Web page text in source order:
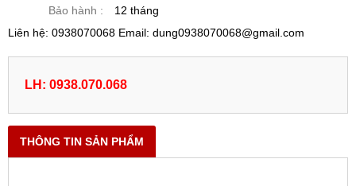
Bảo hành :
12 tháng
Liên hệ: 0938070068 Email: dung0938070068@gmail.com
LH: 0938.070.068
THÔNG TIN SẢN PHẨM